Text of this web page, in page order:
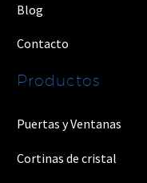
Blog
Contacto
Productos
Puertas y Ventanas
Cortinas de cristal